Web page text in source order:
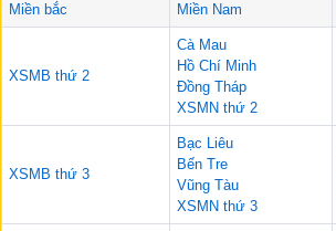
Miền bắc Miền Nam
XSMB thứ 2
Cà Mau
Hồ Chí Minh
Đồng Tháp
XSMN thứ 2
XSMB thứ 3
Bạc Liêu
Bến Tre
Vũng Tàu
XSMN thứ 3